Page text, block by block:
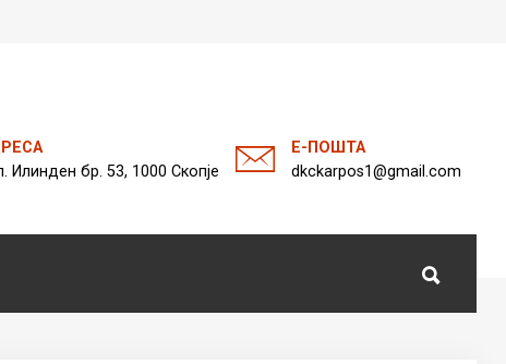
Илинден бр. 53, 1000 Скопје
Е-ПОШТА
dkckarpos1@gmail.com